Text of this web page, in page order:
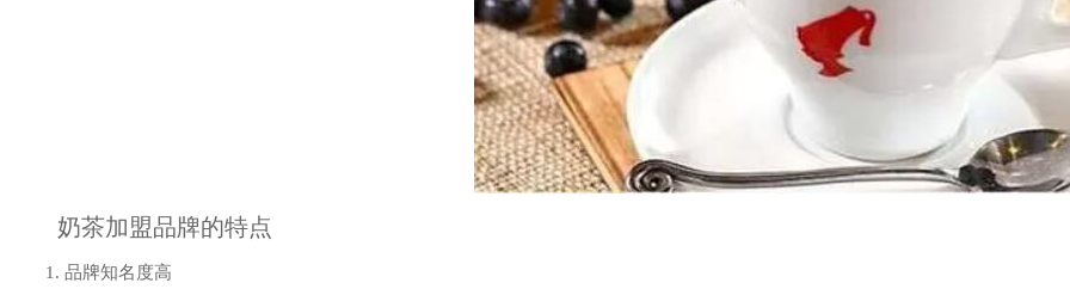
奶茶加盟品牌的特点
1. 品牌知名度高